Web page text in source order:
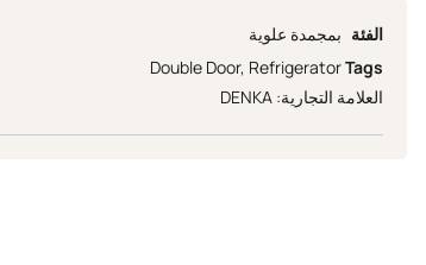
الفئة بمجمدة علوية
Tags
Double Door, Refrigerator
العلامة التجارية: DENKA